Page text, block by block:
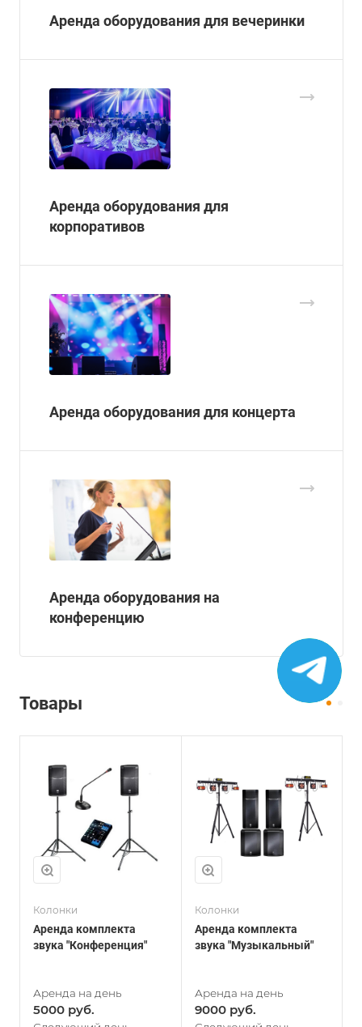
Аренда оборудования для вечеринки
Аренда оборудования для
корпоративов
Аренда оборудования для концерта
Аренда оборудования на
конференцию
Товары
Колонки
Аренда комплекта
звука "Конференция"
5000
Колонки
Аренда комплекта
звука "Музыкальный"
9000